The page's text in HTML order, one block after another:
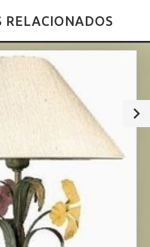
RELACIONADOS